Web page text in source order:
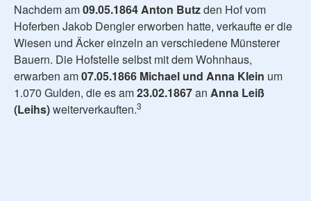
Nachdem am09.05.1864Anton Butzden Hof vom
Hoferben Jakob Dengler erworben hatte, verkaufte er die
Wiesen und Äcker einzeln an verschiedene Münsterer
Bauern. Die Hofstelle selbst mit dem Wohnhaus,
erwarben am07.05.1866 Michael und Anna Klein um
1.070 Gulden, die es am23.02.1867an Anna Leiß
(Leihs)weiterverkauften.3